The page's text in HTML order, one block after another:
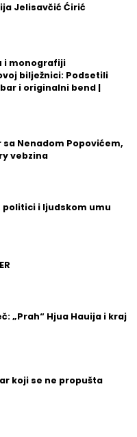
Jelisavčić Ćirić
i monografiji
bilježnici: Podsetili
i originalni bend |
Nenadom Popovićem,
vebzina
politici i ljudskom umu
„Prah“ Hjua Hauija i kraj
koji se ne propušta